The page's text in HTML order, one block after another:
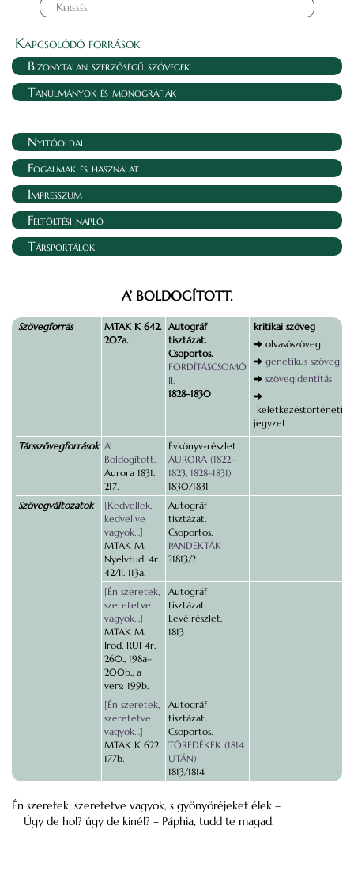
Kapcsolódó források
Bizonytalan szerzőségű szövegek
Tanulmányok és monográfiák
Nyitóoldal
Fogalmak és használat
Impresszum
Feltöltési napló
Társportálok
A’ BOLDOGÍTOTT.
Szövegforrás
MTAK K 642.
207a.
Autográf
tisztázat.
Csoportos.
FORDÍTÁSCSOMÓ
II.
1828–1830
kritikai szöveg
olvasószöveg
genetikus szöveg
szövegidentitás
keletkezéstörténeti
jegyzet
Társszövegforrások A’
Boldogított.
Aurora 1831.
217.
Évkönyv-részlet.
AURORA (1822–
1823, 1828–1831)
1830/1831
Szövegváltozatok
[Kedvellek,
kedvellve
vagyok…]
MTAK M.
Nyelvtud. 4r.
42/II. 113a.
Autográf
tisztázat.
Csoportos.
PANDEKTÁK
?1813/?
[Én szeretek,
szeretetve
vagyok…]
MTAK M.
Irod. RUI 4r.
260., 198a–
200b., a
vers: 199b.
Autográf
tisztázat.
Levélrészlet.
1813
[Én szeretek,
szeretetve
vagyok…]
MTAK K 622.
177b.
Autográf
tisztázat.
Csoportos.
TÖREDÉKEK (1814
UTÁN)
1813/1814
Én szeretek, szeretetve vagyok, s gyönyöréjeket élek –
Úgy de hol? úgy de kinél? – Páphia, tudd te magad.